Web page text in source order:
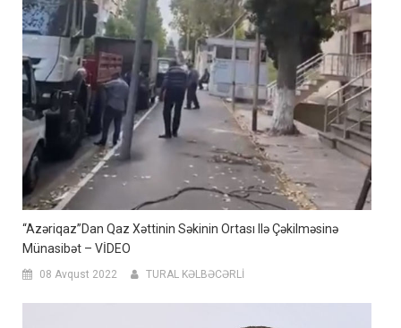
“Azəriqaz”dan Qaz Xəttinin Səkinin Ortası Ilə Çəkilməsinə
Münasibət – VİDEO
08 Avqust 2022 TURAL KƏLBƏCƏRLİ